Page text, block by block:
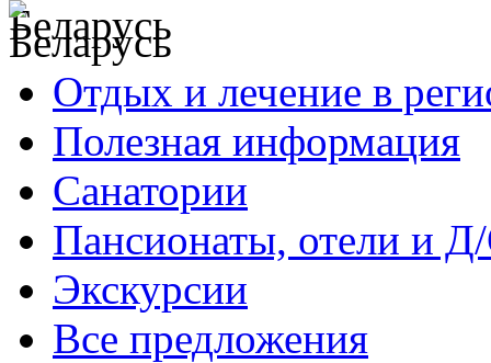
Беларусь
Отдых и лечение в
Полезная информация
Санатории
Пансионаты, отели и
Экскурсии
Все предложения